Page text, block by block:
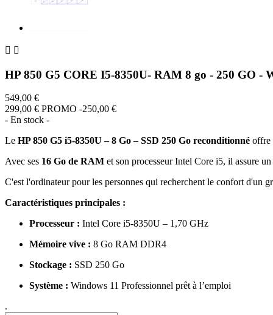
 
HP 850 G5 CORE I5-8350U- RAM 8 go - 250 GO -
549,00 €
299,00 € PROMO -250,00 €
- En stock -
Le HP 850 G5 i5-8350U – 8 Go – SSD 250 Go reconditionné offre
Avec ses 16 Go de RAM et son processeur Intel Core i5, il assure
C'est l'ordinateur pour les personnes qui recherchent le confort d'un
Caractéristiques principales :
Processeur : Intel Core i5-8350U – 1,70 GHz
Mémoire vive : 8 Go RAM DDR4
Stockage : SSD 250 Go
Système : Windows 11 Professionnel prêt à l’emploi
.